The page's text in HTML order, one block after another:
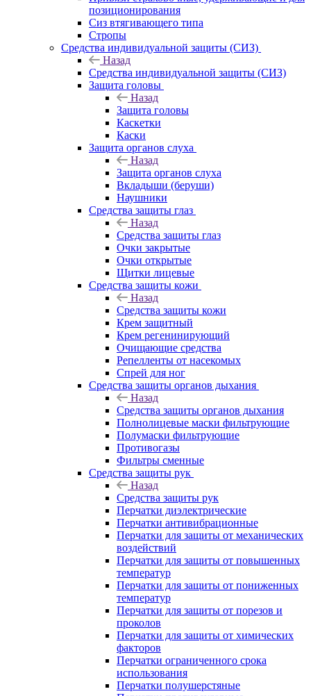
позиционирования
Сиз втягивающего типа
Стропы
Средства индивидуальной защиты (СИЗ)
Назад
Средства индивидуальной защиты (СИЗ)
Защита головы
Назад
Защита головы
Каскетки
Каски
Защита органов слуха
Назад
Защита органов слуха
Вкладыши (беруши)
Наушники
Средства защиты глаз
Назад
Средства защиты глаз
Очки закрытые
Очки открытые
Щитки лицевые
Средства защиты кожи
Назад
Средства защиты кожи
Крем защитный
Крем регенинирующий
Очищающие средства
Репелленты от насекомых
Спрей для ног
Средства защиты органов дыхания
Назад
Средства защиты органов дыхания
Полнолицевые маски фильтрующие
Полумаски фильтрующие
Противогазы
Фильтры сменные
Средства защиты рук
Назад
Средства защиты рук
Перчатки диэлектрические
Перчатки антивибрационные
Перчатки для защиты от механических
воздействий
Перчатки для защиты от повышенных
температур
Перчатки для защиты от пониженных
температур
Перчатки для защиты от порезов и
проколов
Перчатки для защиты от химических
факторов
Перчатки ограниченного срока
использования
Перчатки полушерстяные